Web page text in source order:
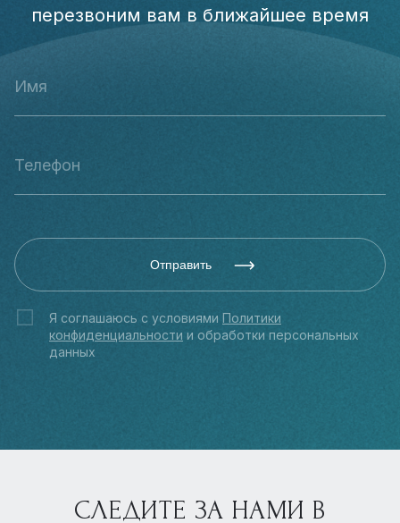
перезвоним вам в ближайшее время
Отправить
Я соглашаюсь с условиями Политики
конфиденциальности и обработки персональных
данных
СЛЕДИТЕ ЗА НАМИ В